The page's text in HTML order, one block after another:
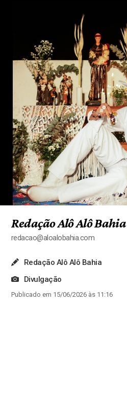
Redação Alô Alô Bahia
redacao@aloalobahia.com
Redação Alô Alô Bahia
Divulgação
Publicado em 15/06/2026 às 11:16